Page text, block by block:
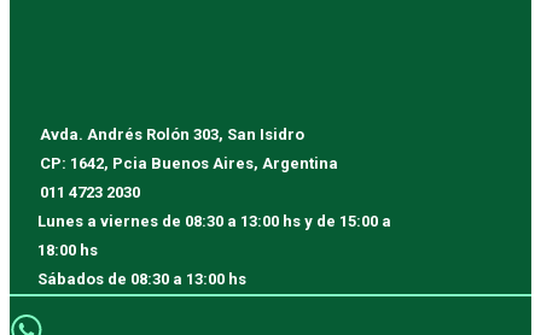
Avda. Andrés Rolón 303, San Isidro
CP: 1642, Pcia Buenos Aires, Argentina
011 4723 2030
Lunes a viernes de 08:30 a 13:00 hs y de 15:00 a
18:00 hs
Sábados de 08:30 a 13:00 hs